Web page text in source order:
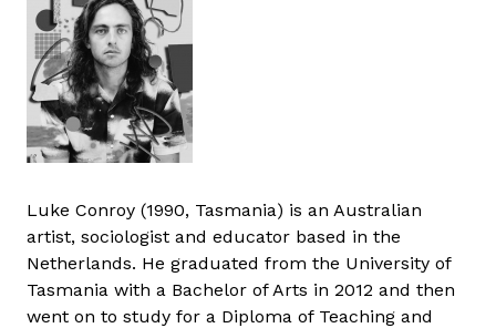
Luke Conroy (1990, Tasmania) is an Australian
artist, sociologist and educator based in the
Netherlands. He graduated from the University of
Tasmania with a Bachelor of Arts in 2012 and then
went on to study for a Diploma of Teaching and